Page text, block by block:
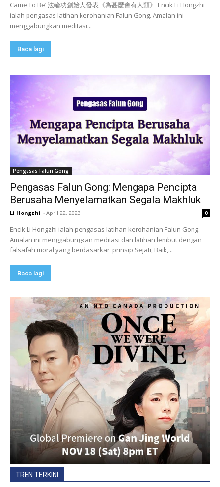
Came To Be’ 法輪功創始人發表《為甚麼會有人類》 Encik Li Hongzhi
ialah pengasas latihan kerohanian Falun Gong. Amalan ini
menggabungkan meditasi...
Baca lagi
Pengasas Falun Gong
Pengasas Falun Gong: Mengapa Pencipta
Berusaha Menyelamatkan Segala Makhluk
Li Hongzhi - April 22, 2023 0
Encik Li Hongzhi ialah pengasas latihan kerohanian Falun Gong.
Amalan ini menggabungkan meditasi dan latihan lembut dengan
falsafah moral yang berdasarkan prinsip Sejati, Baik,...
Baca lagi
TREN TERKINI